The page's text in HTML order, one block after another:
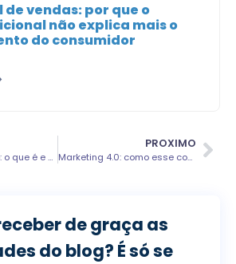
de vendas: por que o
não explica mais o
do consumidor
Marketing reverso: o que é e quais os benefícios
PROXIMO
Marketing 4.0: como esse conceito mudou a publicidade
de graça as
do blog? É só se